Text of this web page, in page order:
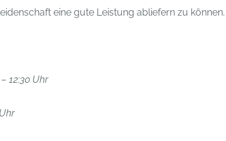
eine gute Leistung abliefern zu können.
12:30 Uhr